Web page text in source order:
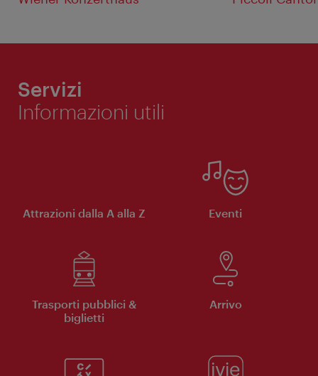
Servizi
Informazioni utili
Attrazioni dalla A alla Z Eventi
Trasporti pubblici &
biglietti
Arrivo